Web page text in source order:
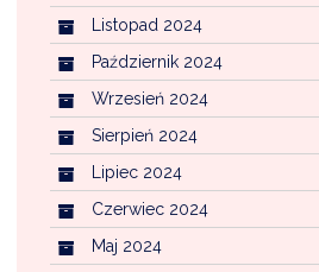
Listopad 2024
Październik 2024
Wrzesień 2024
Sierpień 2024
Lipiec 2024
Czerwiec 2024
Maj 2024